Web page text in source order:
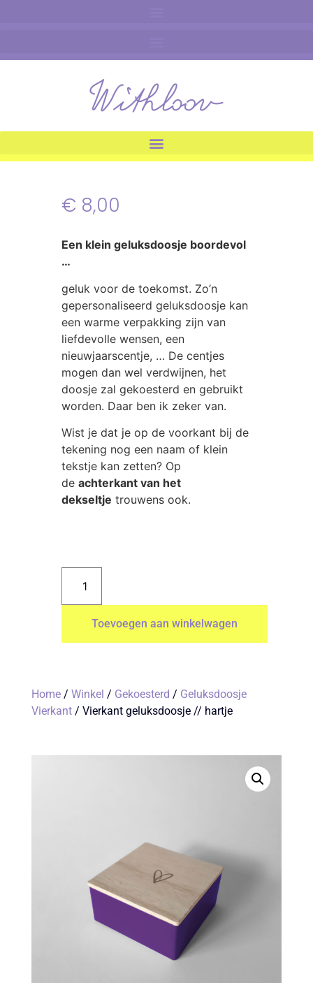
Home/ Winkel / Gekoesterd / Geluksdoosje
Vierkant/ Vierkant geluksdoosje // hartje
€ 8,00
Een klein geluksdoosje boordevol
…
geluk voor de toekomst. Zo’n
gepersonaliseerd geluksdoosje kan
een warme verpakking zijn van
liefdevolle wensen, een
nieuwjaarscentje, … De centjes
mogen dan wel verdwijnen, het
doosje zal gekoesterd en gebruikt
worden. Daar ben ik zeker van.
Wist je dat je op de voorkant bij de
tekening nog een naam of klein
tekstje kan zetten? Op
de achterkant van het
dekseltje trouwens ook.
Toevoegen aan winkelwagen